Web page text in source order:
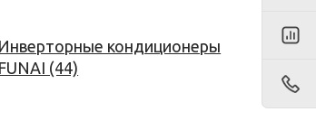
Инверторные кондиционеры
FUNAI (44)